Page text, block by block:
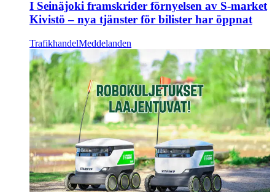
I Seinäjoki framskrider förnyelsen av S-market
Kivistö – nya tjänster för bilister har öppnat
TrafikhandelMeddelanden